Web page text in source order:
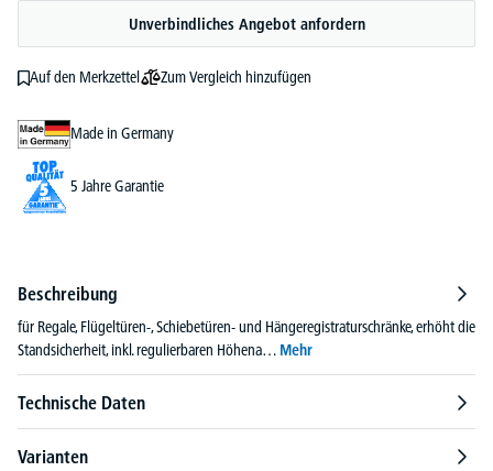
Unverbindliches Angebot anfordern
Auf den Merkzettel Zum Vergleich hinzufügen
Made in Germany
5 Jahre Garantie
Beschreibung
für Regale, Flügeltüren-, Schiebetüren- und Hängeregistraturschränke, erhöht die
Standsicherheit, inkl. regulierbaren Höhena… Mehr
Technische Daten
Varianten